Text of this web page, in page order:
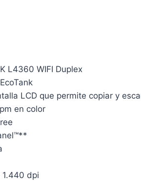
L4360 WIFI Duplex
LCD que permite copiar y
en color
1.440 dpi